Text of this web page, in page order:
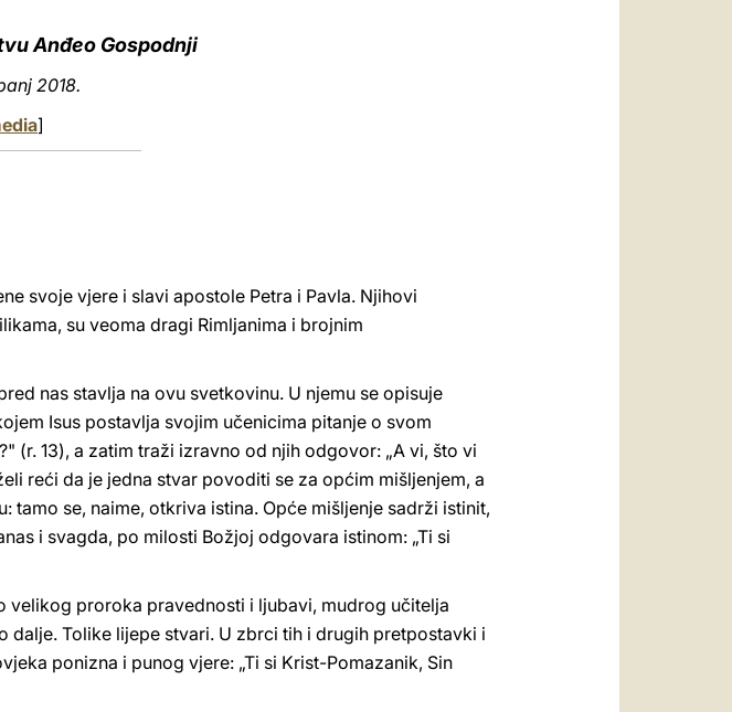
Anđeo Gospodnji
2018.
]
svoje vjere i slavi apostole Petra i Pavla. Njihovi
su veoma dragi Rimljanima i brojnim
nas stavlja na ovu svetkovinu. U njemu se opisuje
Isus postavlja svojim učenicima pitanje o svom
(r. 13), a zatim traži izravno od njih odgovor: „A vi, što vi
reći da je jedna stvar povoditi se za općim mišljenjem, a
se, naime, otkriva istina. Opće mišljenje sadrži istinit,
i svagda, po milosti Božjoj odgovara istinom: „Ti si
velikog proroka pravednosti i ljubavi, mudrog učitelja
dalje. Tolike lijepe stvari. U zbrci tih i drugih pretpostavki i
ponizna i punog vjere: „Ti si Krist-Pomazanik, Sin